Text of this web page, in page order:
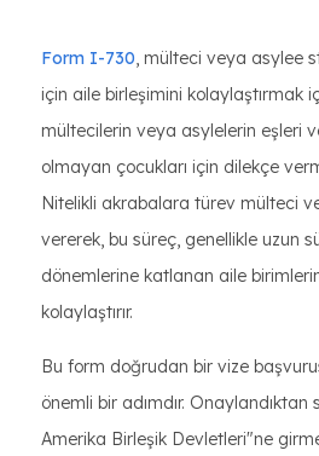
Form I-730, mülteci veya asylee
için aile birleşimini kolaylaştırmak
mültecilerin veya asylelerin eşleri
olmayan çocukları için dilekçe
Nitelikli akrabalara türev mülteci
vererek, bu süreç, genellikle uzun
dönemlerine katlanan aile
kolaylaştırır.
Bu form doğrudan bir vize
önemli bir adımdır. Onaylandıktan
Amerika Birleşik Devletleri"ne